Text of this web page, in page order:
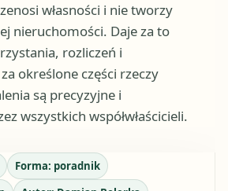
własności i nie tworzy
nieruchomości. Daje za to
rozliczeń i
określone części rzeczy
są precyzyjne i
wszystkich współwłaścicieli.
Forma: poradnik